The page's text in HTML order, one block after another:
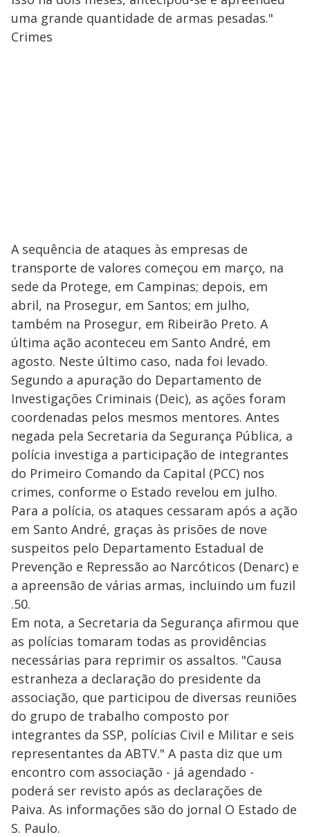
uma grande quantidade de armas pesadas."
Crimes
A sequência de ataques às empresas de
transporte de valores começou em março, na
sede da Protege, em Campinas; depois, em
abril, na Prosegur, em Santos; em julho,
também na Prosegur, em Ribeirão Preto. A
última ação aconteceu em Santo André, em
agosto. Neste último caso, nada foi levado.
Segundo a apuração do Departamento de
Investigações Criminais (Deic), as ações foram
coordenadas pelos mesmos mentores. Antes
negada pela Secretaria da Segurança Pública, a
polícia investiga a participação de integrantes
do Primeiro Comando da Capital (PCC) nos
crimes, conforme o Estado revelou em julho.
Para a polícia, os ataques cessaram após a ação
em Santo André, graças às prisões de nove
suspeitos pelo Departamento Estadual de
Prevenção e Repressão ao Narcóticos (Denarc) e
a apreensão de várias armas, incluindo um fuzil
.50.
Em nota, a Secretaria da Segurança afirmou que
as polícias tomaram todas as providências
necessárias para reprimir os assaltos. "Causa
estranheza a declaração do presidente da
associação, que participou de diversas reuniões
do grupo de trabalho composto por
integrantes da SSP, polícias Civil e Militar e seis
representantes da ABTV." A pasta diz que um
encontro com associação - já agendado -
poderá ser revisto após as declarações de
Paiva. As informações são do jornal O Estado de
S. Paulo.